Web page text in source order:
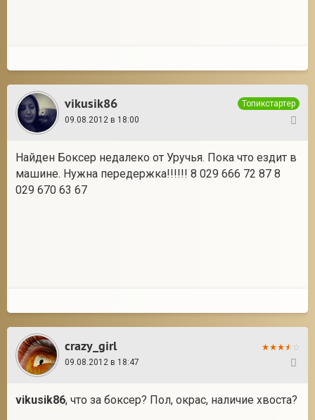
vikusik86
Топикстартер
09.08.2012 в 18:00
Найден Боксер недалеко от Уручья. Пока что ездит в
машине. Нужна передержка!!!!!! 8 029 666 72 87 8
029 670 63 67
crazy_girl
09.08.2012 в 18:47
vikusik86, что за боксер? Пол, окрас, наличие хвоста?